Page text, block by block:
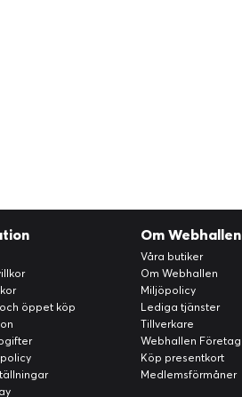
öppet köp
Om Webhallen
Våra butiker
Om Webhallen
Miljöpolicy
Lediga tjänster
Tillverkare
Webhallen Företag
Köp presentkort
Medlemsförmåner